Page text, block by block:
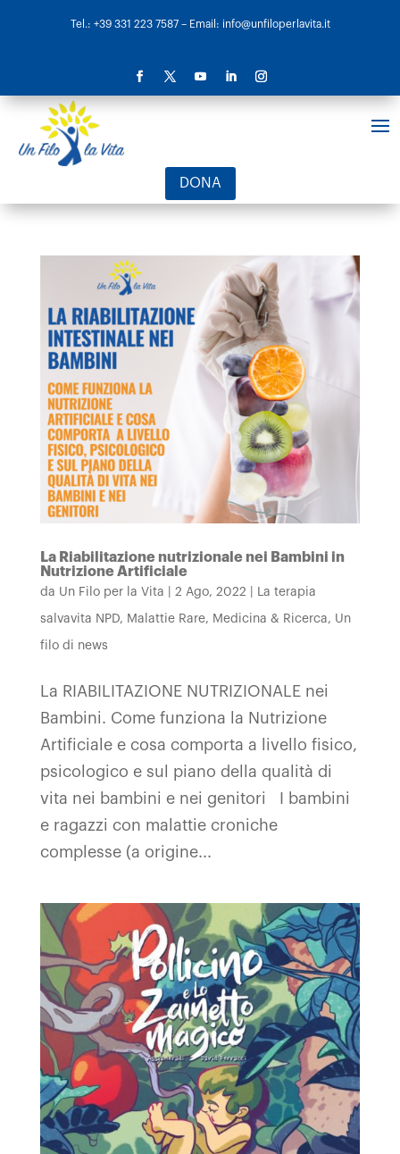
Tel.: +39 331 223 7587– Email: info@unfiloperlavita.it
DONA
La Riabilitazione nutrizionale nei Bambini in
Nutrizione Artificiale
da Un Filo per la Vita 2 Ago, 2022 La terapia
salvavita NPD, Malattie Rare, Medicina & Ricerca, Un
filo di news
La RIABILITAZIONE NUTRIZIONALE nei
Bambini. Come funziona la Nutrizione
Artificiale e cosa comporta a livello fisico,
psicologico e sul piano della qualità di
vita nei bambini e nei genitori I bambini
e ragazzi con malattie croniche
complesse (a origine...